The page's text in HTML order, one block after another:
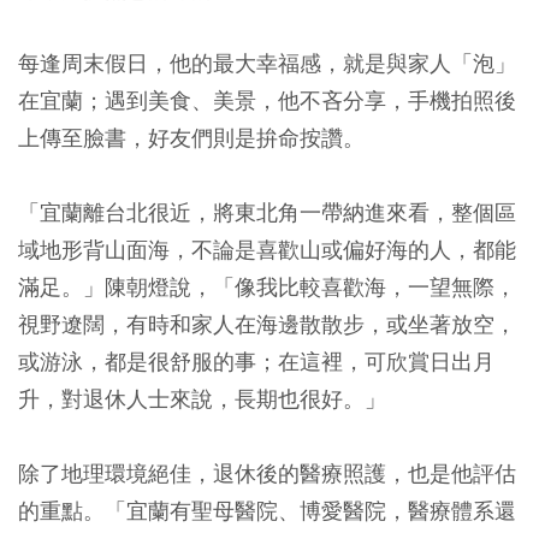
每逢周末假日，他的最大幸福感，就是與家人「泡」
在宜蘭；遇到美食、美景，他不吝分享，手機拍照後
上傳至臉書，好友們則是拚命按讚。
「宜蘭離台北很近，將東北角一帶納進來看，整個區
域地形背山面海，不論是喜歡山或偏好海的人，都能
滿足。」陳朝燈說，「像我比較喜歡海，一望無際，
視野遼闊，有時和家人在海邊散散步，或坐著放空，
或游泳，都是很舒服的事；在這裡，可欣賞日出月
升，對退休人士來說，長期也很好。」
除了地理環境絕佳，退休後的醫療照護，也是他評估
的重點。「宜蘭有聖母醫院、博愛醫院，醫療體系還